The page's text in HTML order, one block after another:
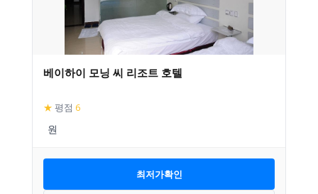
베이하이 모닝 씨 리조트 호텔
★ 평점 6
최저가확인